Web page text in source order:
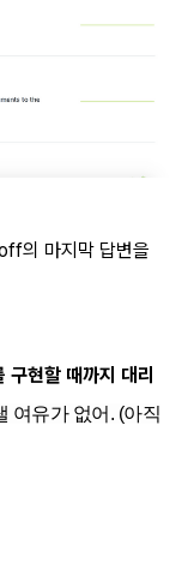
의 마지막 답변을
현할 때까지 대리
여유가 없어. (아직